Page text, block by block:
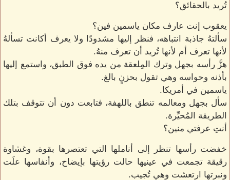
تُريد بالحقائق؟
يعقوب إنت عارف مكان ياسمين فين؟
سألتهُ جاذبة انتباهه، فنظر إليها مشدودًا ولا يعرف أكانت تسألهُ
لأنها تعرف أم لأنها تُريد أن تعرف منهُ.
هزَّ رأسه بجهل وترك المِلعقة من يده فوق الطبق، واستمع إليها
بأذنه وحواسه وهي تقول بحزنٍ بالغ.
ياسمين في أمريكا.
سأل بجهل ومعالمه تنطق باللهفة، فتابعت دون أن تتوقف بتلك
الطريقة المُحيِّرة.
أنتِ عرفتي منين؟
خفضت رأسها تنظر إلى أناملها التي تعتصرها بقوة، وغشاوة
رقيقة تجمعت في عينيها حالت رؤيتها بإيضاح، وأنفاسها علَت
ونبرتها ارتعشت وهي تُجيب.